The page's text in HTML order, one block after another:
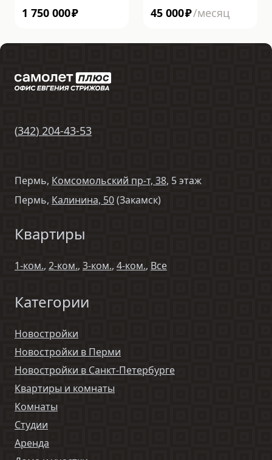
1 750 000₽ 45 000₽/месяц
(342) 204-43-53
Пермь, Комсомольский пр-т, 38, 5 этаж
Пермь, Калинина, 50(Закамск)
Квартиры
1-ком., 2-ком., 3-ком., 4-ком., Все
Категории
Новостройки
Новостройки в Перми
Новостройки в Санкт-Петербурге
Квартиры и комнаты
Комнаты
Студии
Аренда